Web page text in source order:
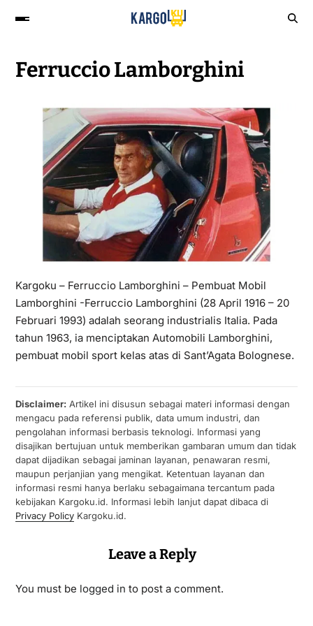
Ferruccio Lamborghini
Kargoku – Ferruccio Lamborghini – Pembuat Mobil
Lamborghini -Ferruccio Lamborghini (28 April 1916 – 20
Februari 1993) adalah seorang industrialis Italia. Pada
tahun 1963, ia menciptakan Automobili Lamborghini,
pembuat mobil sport kelas atas di Sant’Agata Bolognese.
Disclaimer:Artikel ini disusun sebagai materi informasi dengan
mengacu pada referensi publik, data umum industri, dan
pengolahan informasi berbasis teknologi. Informasi yang
disajikan bertujuan untuk memberikan gambaran umum dan tidak
dapat dijadikan sebagai jaminan layanan, penawaran resmi,
maupun perjanjian yang mengikat. Ketentuan layanan dan
informasi resmi hanya berlaku sebagaimana tercantum pada
kebijakan Kargoku.id. Informasi lebih lanjut dapat dibaca di
Privacy PolicyKargoku.id.
Leave a Reply
You must be logged in to post a comment.